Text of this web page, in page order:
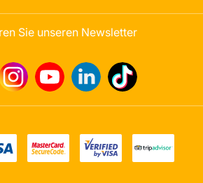
Sie unseren Newsletter